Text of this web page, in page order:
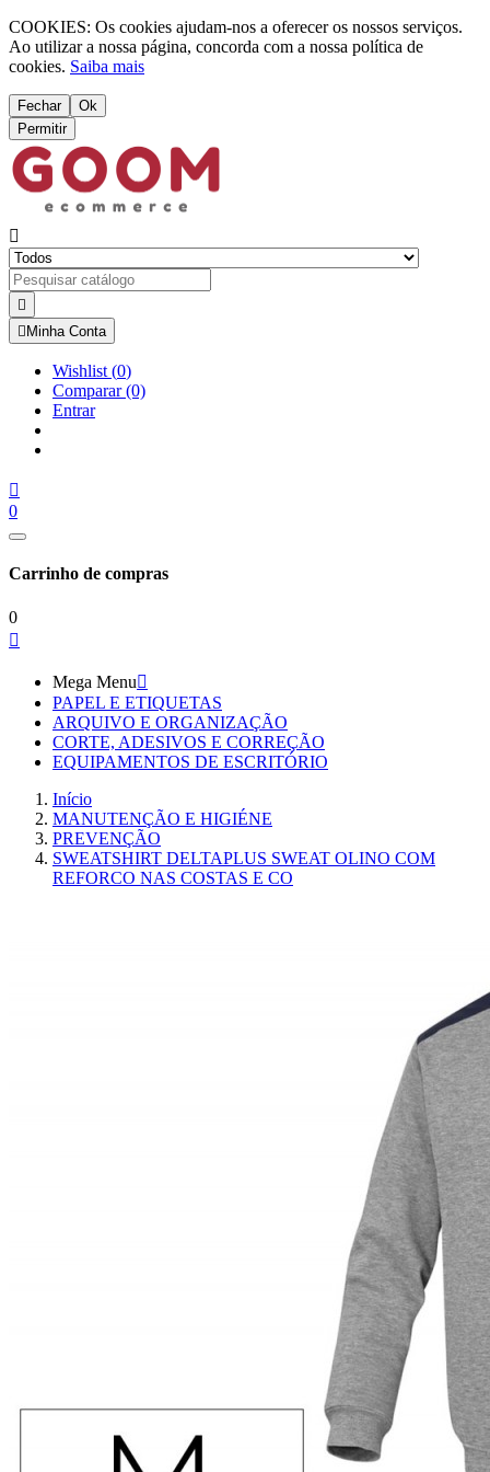
COOKIES: Os cookies ajudam-nos a oferecer os nossos serviços.
Ao utilizar a nossa página, concorda com a nossa política de
cookies. Saiba mais
Fechar
Ok
Permitir


 Minha Conta
Wishlist (0)
Comparar(0)
Entrar

0
Carrinho de compras
0

Mega Menu
PAPEL E ETIQUETAS
ARQUIVO E ORGANIZAÇÃO
CORTE, ADESIVOS E CORREÇÃO
EQUIPAMENTOS DE ESCRITÓRIO
Início
MANUTENÇÃO E HIGIÉNE
PREVENÇÃO
SWEATSHIRT DELTAPLUS SWEAT OLINO COM
REFORCO NAS COSTAS E CO